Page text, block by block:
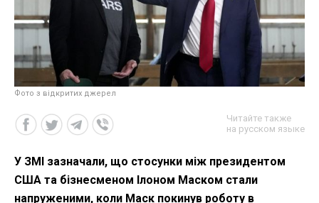
Фото з відкритих джерел
Читайте также
на русском языке
У ЗМІ зазначали, що стосунки між президентом
США та бізнесменом Ілоном Маском стали
напруженими, коли Маск покинув роботу в